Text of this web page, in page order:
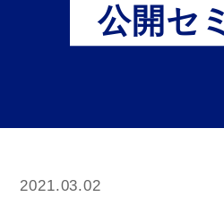
公開セ
2021.03.02